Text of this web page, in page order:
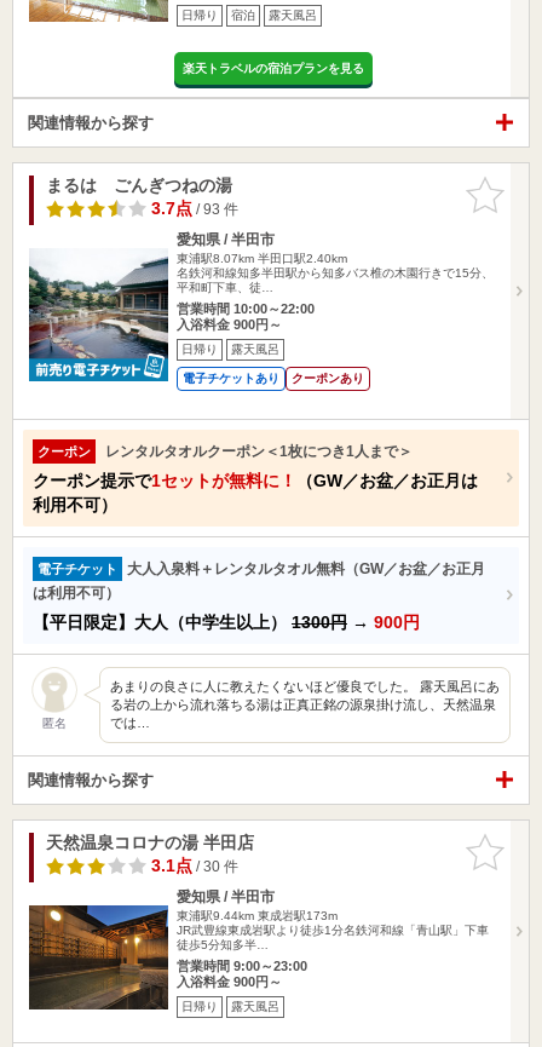
日帰り 宿泊 露天風呂
楽天トラベルの宿泊プランを見る
関連情報から探す
お気に入
りに追加
まるは ごんぎつねの湯
3.7点/ 93 件
愛知県 / 半田市
東浦駅8.07km 半田口駅2.40km
名鉄河和線知多半田駅から知多バス椎の木園行きで15分、
平和町下車、徒…
営業時間 10:00～22:00
入浴料金 900円～
日帰り 露天風呂
電子チケットあり クーポンあり
クーポン レンタルタオルクーポン＜1枚につき1人まで＞
クーポン提示で1セットが無料に！
（GW／お盆／お正月は
利用不可）
電子チケット
大人入泉料＋レンタルタオル無料（GW／お盆／お正月
は利用不可）
【平日限定】大人（中学生以上） 1300円 → 900円
匿名
あまりの良さに人に教えたくないほど優良でした。 露天風呂にあ
る岩の上から流れ落ちる湯は正真正銘の源泉掛け流し、天然温泉
では…
関連情報から探す
お気に入
りに追加
天然温泉コロナの湯 半田店
3.1点/ 30 件
愛知県 / 半田市
東浦駅9.44km 東成岩駅173m
JR武豊線東成岩駅より徒歩1分名鉄河和線「青山駅」下車
徒歩5分知多半…
営業時間 9:00～23:00
入浴料金 900円～
日帰り 露天風呂